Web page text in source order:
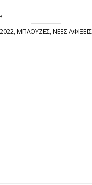
,ΜΠΛΟΥΖΕΣ,ΝΕΕΣ ΑΦΙΞΕΙΣ